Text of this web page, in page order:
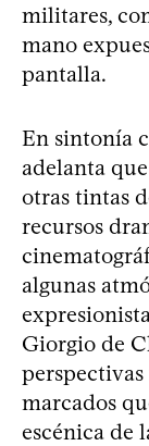
militares,
mano
pantalla.
En sintonía
adelanta
otras tintas
recursos
algunas
Giorgio de
perspectivas
marcados
escénica de